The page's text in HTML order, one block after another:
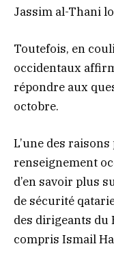
Jassim al-Thani
Toutefois, en
occidentaux
répondre aux
octobre.
L’une des
renseignement
d’en savoir plus
de sécurité
des dirigeants du
compris Ismail